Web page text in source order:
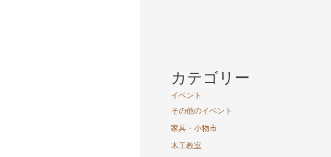
カテゴリー
イベント
その他のイベント
家具・小物市
木工教室